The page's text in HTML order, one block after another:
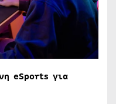
eSports για